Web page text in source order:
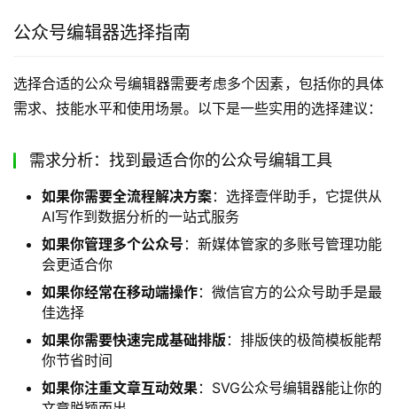
公众号编辑器选择指南
选择合适的公众号编辑器需要考虑多个因素，包括你的具体
需求、技能水平和使用场景。以下是一些实用的选择建议：
需求分析：找到最适合你的公众号编辑工具
如果你需要全流程解决方案：选择壹伴助手，它提供从
AI写作到数据分析的一站式服务
如果你管理多个公众号 ：新媒体管家的多账号管理功能
会更适合你
如果你经常在移动端操作：微信官方的公众号助手是最
佳选择
如果你需要快速完成基础排版：排版侠的极简模板能帮
你节省时间
如果你注重文章互动效果：SVG公众号编辑器能让你的